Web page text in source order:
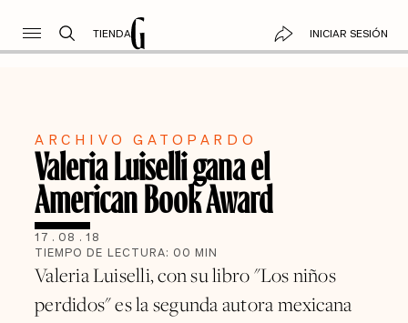
TIENDA INICIAR SESIÓN
ARCHIVO GATOPARDO
Valeria Luiselli gana el
American Book Award
17 . 08 . 18
TIEMPO DE LECTURA: 00 MIN
Valeria Luiselli, con su libro "Los niños
perdidos" es la segunda autora mexicana